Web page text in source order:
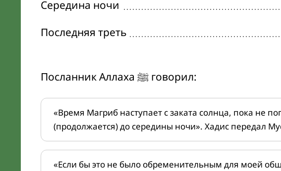
Середина ночи
Последняя треть
Посланник Аллаха ﷺ говорил:
«Время Магриб наступает с заката солнца, пока не
(продолжается) до середины ночи». Хадис передал
«Если бы это не было обременительным для моей